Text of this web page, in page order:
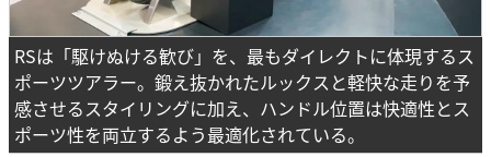
RSは「駆けぬける歓び」を、最もダイレクトに体現するス
ポーツツアラー。鍛え抜かれたルックスと軽快な走りを予
感させるスタイリングに加え、ハンドル位置は快適性とス
ポーツ性を両立するよう最適化されている。